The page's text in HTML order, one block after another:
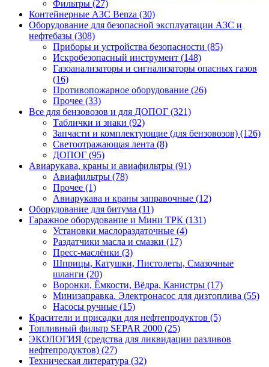
Фильтры (27)
Контейнерные АЗС Benza (30)
Оборудование для безопасной эксплуатации АЗС и
нефтебазы (308)
Приборы и устройства безопасности (85)
Искробезопасный инструмент (148)
Газоанализаторы и сигнализаторы опасных газов
(16)
Противопожарное оборудование (26)
Прочее (33)
Все для бензовозов и для ДОПОГ (321)
Таблички и знаки (92)
Запчасти и комплектующие (для бензовозов) (126)
Светоотражающая лента (8)
ДОПОГ (95)
Авиарукава, краны и авиафильтры (91)
Авиафильтры (78)
Прочее (1)
Авиарукава и краны заправочные (12)
Оборудование для битума (11)
Гаражное оборудование и Мини ТРК (131)
Установки маслораздаточные (4)
Раздатчики масла и смазки (17)
Пресс-маслёнки (3)
Шприцы, Катушки, Пистолеты, Смазочные
шланги (20)
Воронки, Ёмкости, Вёдра, Канистры (17)
Минизаправка. Электронасос для дизтоплива (55)
Насосы ручные (15)
Красители и присадки для нефтепродуктов (5)
Топливный фильтр SEPAR 2000 (25)
ЭКОЛОГИЯ (средства для ликвидации разливов
нефтепродуктов) (27)
Техническая литература (32)